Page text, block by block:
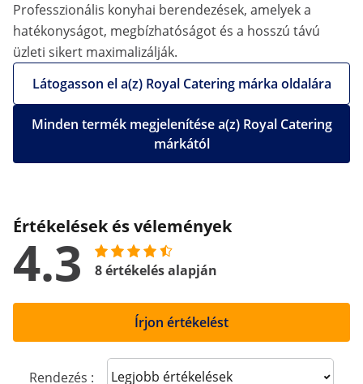
Professzionális konyhai berendezések, amelyek a
hatékonyságot, megbízhatóságot és a hosszú távú
üzleti sikert maximalizálják.
Látogasson el a(z) Royal Catering márka oldalára
Minden termék megjelenítése a(z) Royal Catering
márkától
Értékelések és vélemények
4.3 8 értékelés alapján
Írjon értékelést
Rendezés : Sort reviews